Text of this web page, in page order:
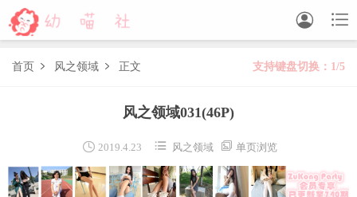


FREE LOVEPLUS R15 SSR
森萝财团视频
首页  风之领域  正文 支持键盘切换：1/5
风之领域031(46P)
 2019.4.23  风之领域  单页浏览